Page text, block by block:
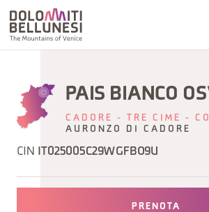
PAIS BIANCO
CADORE - TRE CIME -
AURONZO DI CADORE
CIN IT025005C29WGFBO9U
PRENOTA